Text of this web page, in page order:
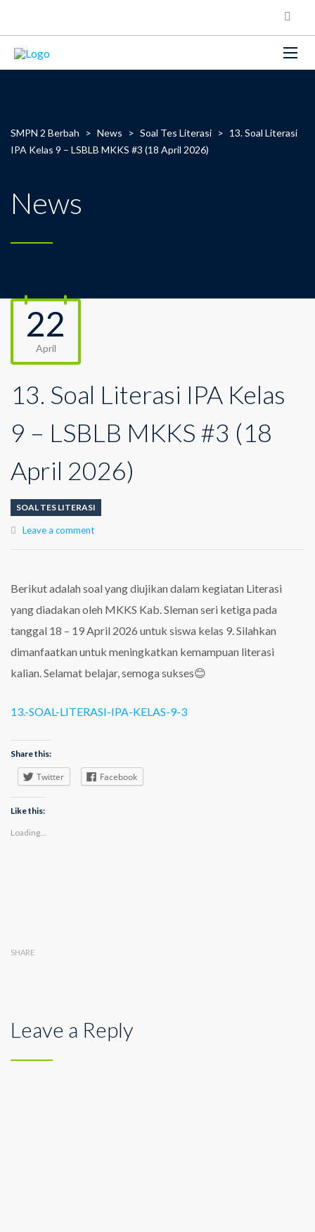
SMPN 2 Berbah > News > Soal Tes Literasi > 13. Soal Literasi
IPA Kelas 9 – LSBLB MKKS #3 (18 April 2026)
News
22
April
13. Soal Literasi IPA Kelas
9 – LSBLB MKKS #3 (18
April 2026)
SOAL TES LITERASI
Leave a comment
Berikut adalah soal yang diujikan dalam kegiatan Literasi
yang diadakan oleh MKKS Kab. Sleman seri ketiga pada
tanggal 18 – 19 April 2026 untuk siswa kelas 9. Silahkan
dimanfaatkan untuk meningkatkan kemampuan literasi
kalian. Selamat belajar, semoga sukses😊
13.-SOAL-LITERASI-IPA-KELAS-9-3
Share this:
Twitter Facebook
Like this:
Loading...
SHARE
Leave a Reply